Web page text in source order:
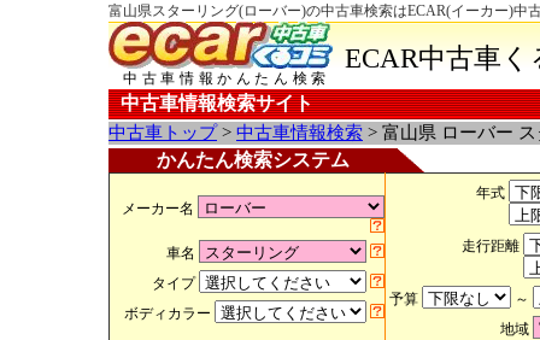
富山県スターリング(ローバー)の中古車検索はECAR(イーカー)中
中古車情報かんたん検索
ECAR中古車
中古車情報検索サイト
中古車トップ> 中古車情報検索 > 富山県 ローバー
かんたん検索システム
メーカー名
車名
タイプ
ボディカラー
年式
走行距離
予算
～
地域